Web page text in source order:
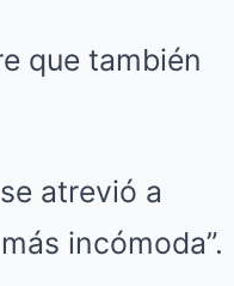
que también
atrevió a
incómoda”.